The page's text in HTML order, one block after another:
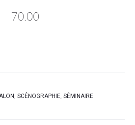
70.00
, SCÉNOGRAPHIE, SÉMINAIRE